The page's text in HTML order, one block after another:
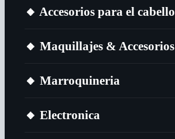
🔸​ Accesorios para el cabello
🔸​ Maquillajes & Accesorios
🔸​ Marroquineria
🔸​ Electronica